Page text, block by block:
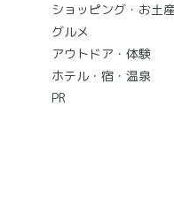
ショッピング・お土
グルメ
アウトドア・体験
ホテル・宿・温泉
PR